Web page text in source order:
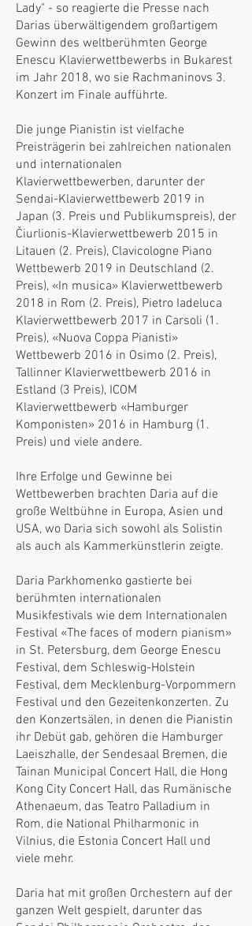
Lady" - so reagierte die Presse nach
Darias überwältigendem großartigem
Gewinn des weltberühmten George
Enescu Klavierwettbewerbs in Bukarest
im Jahr 2018, wo sie Rachmaninovs 3.
Konzert im Finale aufführte.
Die junge Pianistin ist vielfache
Preisträgerin bei zahlreichen nationalen
und internationalen
Klavierwettbewerben, darunter der
Sendai-Klavierwettbewerb 2019 in
Japan (3. Preis und Publikumspreis), der
Čiurlionis-Klavierwettbewerb 2015 in
Litauen (2. Preis), Сlavicologne Piano
Wettbewerb 2019 in Deutschland (2.
Preis), «In musica» Klavierwettbewerb
2018 in Rom (2. Preis), Pietro Iadeluca
Klavierwettbewerb 2017 in Carsoli (1.
Preis), «Nuova Coppa Pianisti»
Wettbewerb 2016 in Osimo (2. Preis),
Tallinner Klavierwettbewerb 2016 in
Estland (3 Preis), ICOM
Klavierwettbewerb «Hamburger
Komponisten» 2016 in Hamburg (1.
Preis) und viele andere.
Ihre Erfolge und Gewinne bei
Wettbewerben brachten Daria auf die
große Weltbühne in Europa, Asien und
USA, wo Daria sich sowohl als Solistin
als auch als Kammerkünstlerin zeigte.
Daria Parkhomenko gastierte bei
berühmten internationalen
Musikfestivals wie dem Internationalen
Festival «The faces of modern pianism»
in St. Petersburg, dem George Enescu
Festival, dem Schleswig-Holstein
Festival, dem Mecklenburg-Vorpommern
Festival und den Gezeitenkonzerten. Zu
den Konzertsälen, in denen die Pianistin
ihr Debüt gab, gehören die Hamburger
Laeiszhalle, der Sendesaal Bremen, die
Tainan Municipal Concert Hall, die Hong
Kong City Concert Hall, das Rumänische
Athenaeum, das Teatro Palladium in
Rom, die National Philharmonic in
Vilnius, die Estonia Concert Hall und
viele mehr.
Daria hat mit großen Orchestern auf der
ganzen Welt gespielt, darunter das